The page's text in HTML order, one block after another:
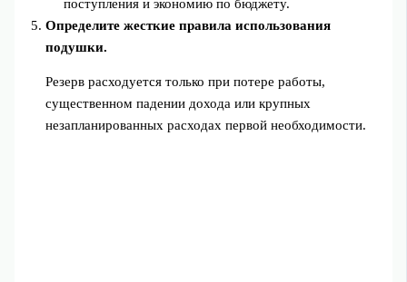
поступления и экономию по бюджету.
Определите жесткие правила использования
подушки.
Резерв расходуется только при потере работы,
существенном падении дохода или крупных
незапланированных расходах первой необходимости.